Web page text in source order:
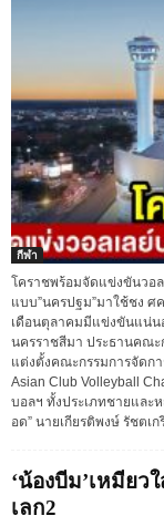
กีฬา
โคราชพร้อมจัดแข่งขันวอล
แบบ”นครปฐม”มาใช้ชง ศ
เดือนตุลาคมมีแข่งขันแน่น
นครราชสีมา ประธานคณะ
แต่งตั้งคณะกรรมการจัดกา
Asian Club Volleyball
บอลฯ ทั้งประเภทชายและ
อด” นายเกียรติพงษ์ รัชตเกรี
‘น้องบีม’เหมีย
เลก2